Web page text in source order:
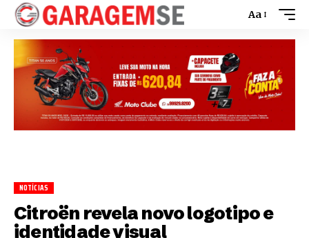
Aa
NOTÍCIAS
Citroën revela novo logotipo e
identidade visual